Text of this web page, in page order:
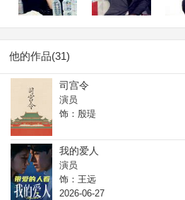
代表之一参与录制的《中国梦》青
出，在剧中饰演席磊；5日，参加的
教》播出。2022年7月，领衔主演的
机。其他作品有《锦衣十日令》《
的茶花运》等。
他的作品(31)
司宫令
演员
饰：殷瑅
我的爱人
演员
饰：王远
2026-06-27